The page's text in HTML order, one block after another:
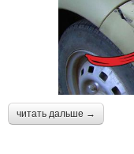
читать дальше →